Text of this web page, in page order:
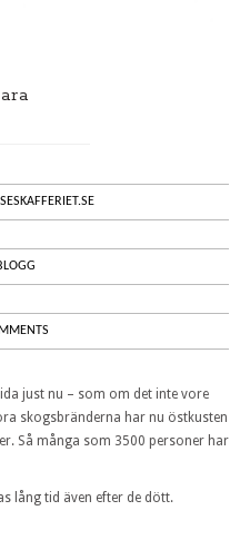
just nu – som om det inte vore
skogsbränderna har nu östkusten
Så många som 3500 personer har
lång tid även efter de dött.